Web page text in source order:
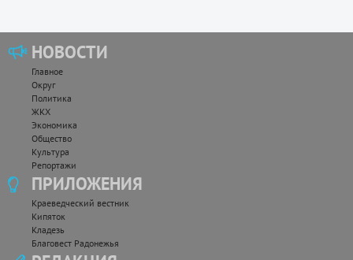
НОВОСТИ
Главное
Округ
Политика
ЖКХ
Экономика
Общество
Культура
Репортажи
ПРИЛОЖЕНИЯ
Краеведческий вестник
Кипяток
Кладезь
Благовест Радонежья